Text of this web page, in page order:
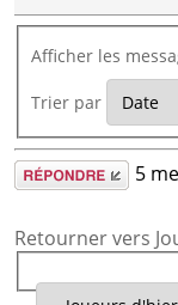
Afficher les
Trier par
Répondre 5
Retourner vers